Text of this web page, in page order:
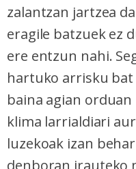
zalantzan jartzea
eragile batzuek ez
ere entzun nahi.
hartuko arrisku
baina agian
klima larrialdiari
luzekoak izan
denboran irauteko